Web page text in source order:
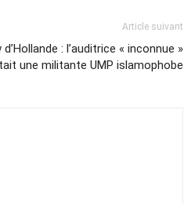
Article suivant
: l’auditrice « inconnue »
une militante UMP islamophobe